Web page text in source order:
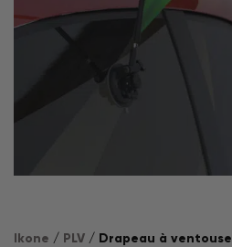
Ikone / PLV / Drapeau à ventouse